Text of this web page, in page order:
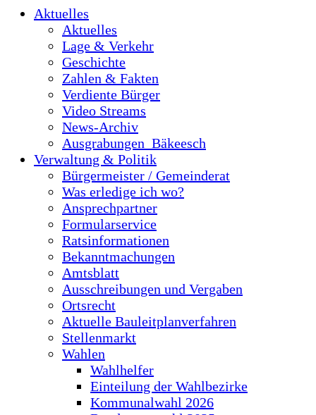
Aktuelles
Aktuelles
Lage & Verkehr
Geschichte
Zahlen & Fakten
Verdiente Bürger
Video Streams
News-Archiv
Ausgrabungen_Bäkeesch
Verwaltung & Politik
Bürgermeister / Gemeinderat
Was erledige ich wo?
Ansprechpartner
Formularservice
Ratsinformationen
Bekanntmachungen
Amtsblatt
Ausschreibungen und Vergaben
Ortsrecht
Aktuelle Bauleitplanverfahren
Stellenmarkt
Wahlen
Wahlhelfer
Einteilung der Wahlbezirke
Kommunalwahl 2026